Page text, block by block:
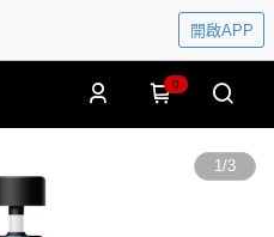
開啟APP
0
1/3